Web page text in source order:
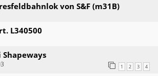
von S&F (m31B)
L340500
Shapeways
1 2 3 4